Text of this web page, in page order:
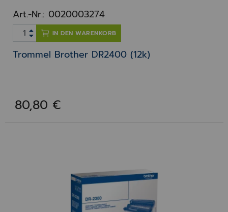
Art.-Nr.: 0020003274
IN DEN WARENKORB
Trommel Brother DR2400 (12k)
80,80 €